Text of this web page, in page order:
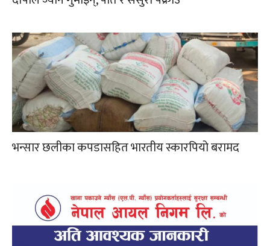
भन्सार छलीका कपडासहित भारतीय स्कारपियो बरामद